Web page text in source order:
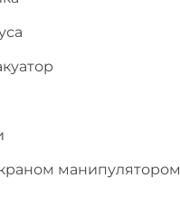
манипулятором